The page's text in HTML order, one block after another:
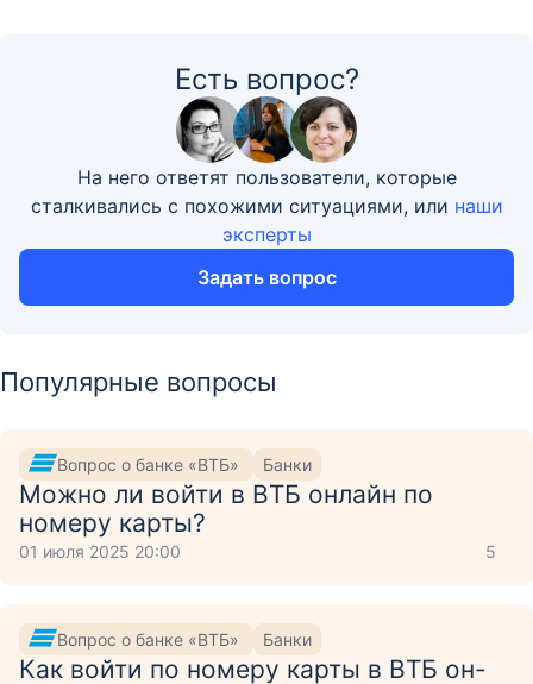
Есть вопрос?
На него ответят пользователи, которые
сталкивались с похожими ситуациями, или наши
эксперты
Задать вопрос
Популярные вопросы
Вопрос о банке «ВТБ» Банки
Можно ли войти в ВТБ онлайн по
номеру карты?
01 июля 2025 20:00 5
Вопрос о банке «ВТБ» Банки
Как войти по номеру карты в ВТБ он-